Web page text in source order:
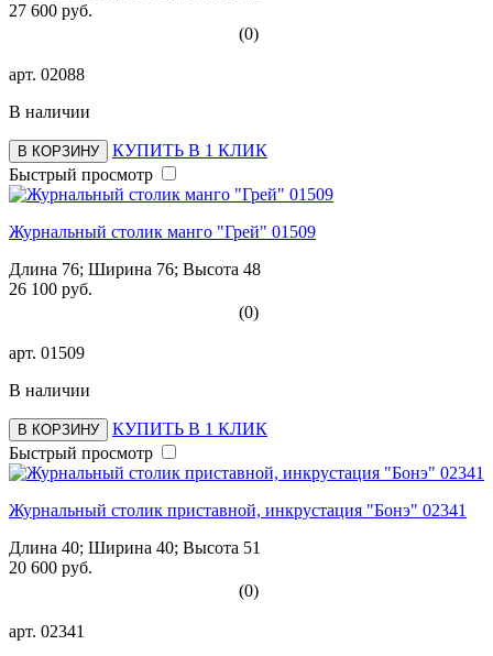
27 600 руб.
(0)
арт. 02088
В наличии
В КОРЗИНУ
КУПИТЬ В 1 КЛИК
Быстрый просмотр
Журнальный столик манго "Грей" 01509
Длина 76; Ширина 76; Высота 48
26 100 руб.
(0)
арт. 01509
В наличии
В КОРЗИНУ
КУПИТЬ В 1 КЛИК
Быстрый просмотр
Журнальный столик приставной, инкрустация "Бонэ" 02341
Длина 40; Ширина 40; Высота 51
20 600 руб.
(0)
арт. 02341